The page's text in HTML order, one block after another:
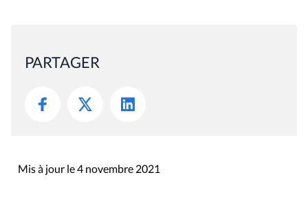
PARTAGER
Mis à jour le 4 novembre 2021